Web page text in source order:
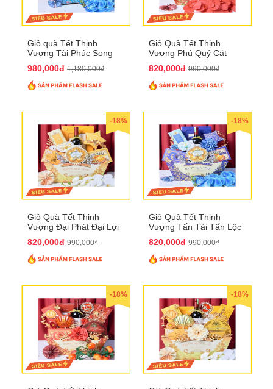
Giỏ quà Tết Thịnh
Vượng Tài Phúc Song
980,000đ 1,180,000₫
Giỏ Quà Tết Thịnh
Vượng Phú Quý Cát
820,000đ 990,000₫
-18%
Giỏ Quà Tết Thịnh
Vượng Đại Phát Đại Lợi
820,000đ 990,000₫
-18%
Giỏ Quà Tết Thịnh
Vượng Tấn Tài Tấn Lộc
820,000đ 990,000₫
-18% -18%